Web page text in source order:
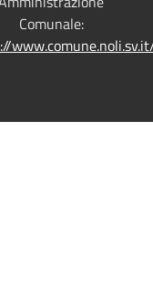
Comunale: